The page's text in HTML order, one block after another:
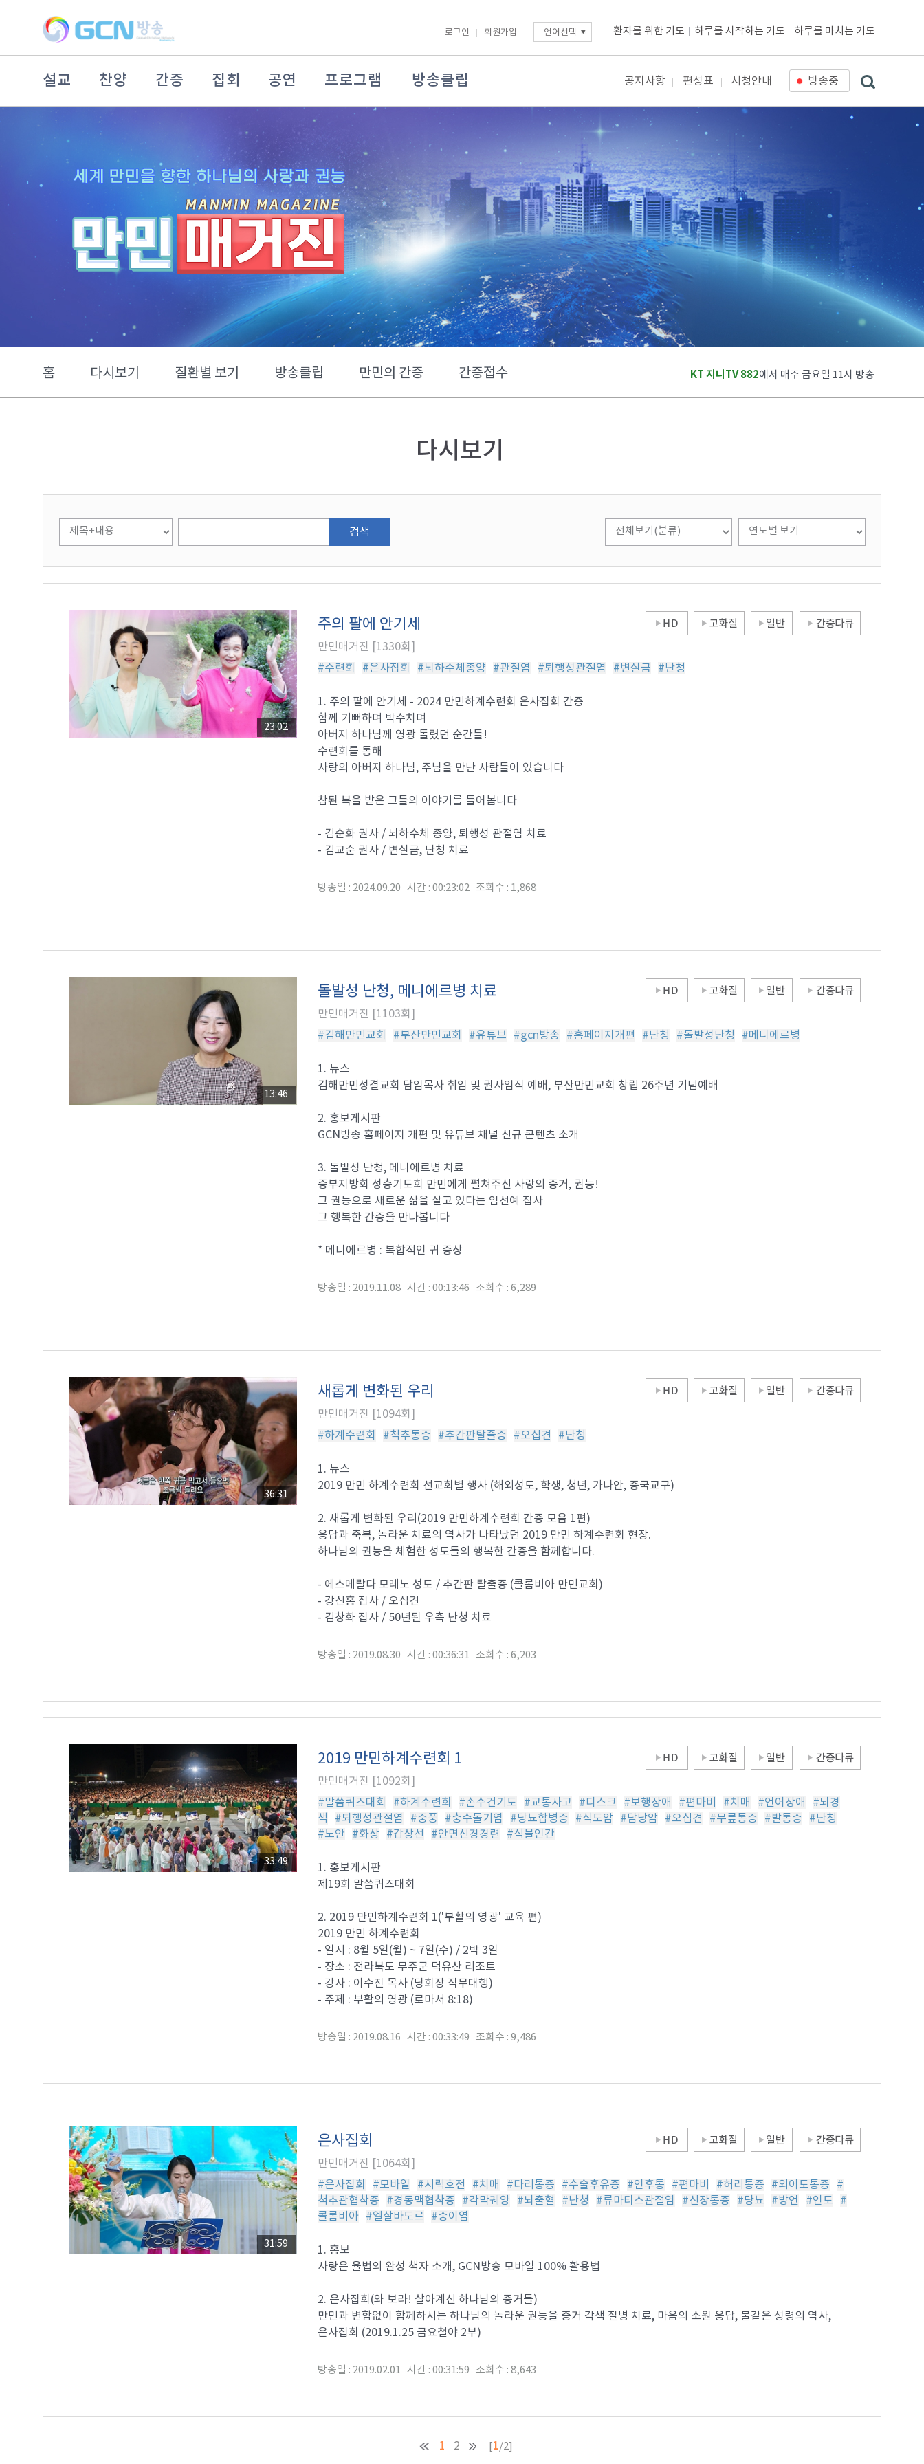
로그인 회원가입 언어선택 환자를 위한 기도 하루를 시작하는 기도 하루를 마치는 기도
설교 찬양 간증 집회 공연 프로그램 방송클립 공지사항 편성표 시청안내 방송중
홈 다시보기 질환별 보기 방송클립 만민의 간증 간증접수 KT 지니TV 882에서 매주 금요일 11시 방송
다시보기
검색
23:02
주의 팔에 안기세
만민매거진 [1330회]
#수련회
#은사집회 #뇌하수체종양 #관절염 #퇴행성관절염 #변실금 #난청
1. 주의 팔에 안기세 - 2024 만민하계수련회 은사집회 간증
함께 기뻐하며 박수치며
아버지 하나님께 영광 돌렸던 순간들!
수련회를 통해
사랑의 아버지 하나님, 주님을 만난 사람들이 있습니다
참된 복을 받은 그들의 이야기를 들어봅니다
- 김순화 권사 / 뇌하수체 종양, 퇴행성 관절염 치료
- 김교순 권사 / 변실금, 난청 치료
방송일 : 2024.09.20 시간 : 00:23:02 조회수 : 1,868
13:46
돌발성 난청, 메니에르병 치료
만민매거진 [1103회]
#김해만민교회
#부산만민교회 #유튜브 #gcn방송 #홈페이지개편 #난청 #돌발성난청 #메니에르병
1. 뉴스
김해만민성결교회 담임목사 취임 및 권사임직 예배, 부산만민교회 창립 26주년 기념예배
2. 홍보게시판
GCN방송 홈페이지 개편 및 유튜브 채널 신규 콘텐츠 소개
3. 돌발성 난청, 메니에르병 치료
중부지방회 성충기도회 만민에게 펼쳐주신 사랑의 증거, 권능!
그 권능으로 새로운 삶을 살고 있다는 임선예 집사
그 행복한 간증을 만나봅니다
* 메니에르병 : 복합적인 귀 증상
방송일 : 2019.11.08 시간 : 00:13:46 조회수 : 6,289
36:31
새롭게 변화된 우리
만민매거진 [1094회]
#하계수련회
#척추통증 #추간판탈줄증 #오십견 #난청
1. 뉴스
2019 만민 하계수련회 선교회별 행사 (해외성도, 학생, 청년, 가나안, 중국교구)
2. 새롭게 변화된 우리(2019 만민하계수련회 간증 모음 1편)
응답과 축복, 놀라운 치료의 역사가 나타났던 2019 만민 하계수련회 현장.
하나님의 권능을 체험한 성도들의 행복한 간증을 함께합니다.
- 에스메랄다 모레노 성도 / 추간판 탈출증 (콜롬비아 만민교회)
- 강신홍 집사 / 오십견
- 김창화 집사 / 50년된 우측 난청 치료
방송일 : 2019.08.30 시간 : 00:36:31 조회수 : 6,203
33:49
2019 만민하계수련회 1
만민매거진 [1092회]
#말씀퀴즈대회
#하계수련회 #손수건기도 #교통사고 #디스크 #보행장애 #편마비 #치매 #언어장애
#뇌경
색
#퇴행성관절염 #중풍 #충수돌기염 #당뇨합병증 #식도암 #담낭암 #오십견 #무릎통증 #발통증
#난청
#노안
#화상 #갑상선 #안면신경경련 #식물인간
1. 홍보게시판
제19회 말씀퀴즈대회
2. 2019 만민하계수련회 1('부활의 영광' 교육 편)
2019 만민 하계수련회
- 일시 : 8월 5일(월) ~ 7일(수) / 2박 3일
- 장소 : 전라북도 무주군 덕유산 리조트
- 강사 : 이수진 목사 (당회장 직무대행)
- 주제 : 부활의 영광 (로마서 8:18)
방송일 : 2019.08.16 시간 : 00:33:49 조회수 : 9,486
31:59
은사집회
만민매거진 [1064회]
#은사집회
#모바일 #시력호전 #치매 #다리통증 #수술후유증 #인후통 #편마비 #허리통증 #외이도통증
#
척추관협착증
#경동맥협착증 #각막궤양 #뇌출혈 #난청 #류마티스관절염 #신장통증 #당뇨 #방언 #인도
#
콜롬비아
#엘살바도르 #중이염
1. 홍보
사랑은 율법의 완성 책자 소개, GCN방송 모바일 100% 활용법
2. 은사집회(와 보라! 살아계신 하나님의 증거들)
만민과 변함없이 함께하시는 하나님의 놀라운 권능을 증거 각색 질병 치료, 마음의 소원 응답, 불같은 성령의 역사,
은사집회 (2019.1.25 금요철야 2부)
방송일 : 2019.02.01 시간 : 00:31:59 조회수 : 8,643
1 2 [1/2]